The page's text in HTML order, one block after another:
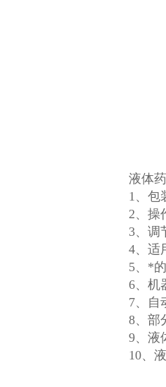
液体
1、包
2、操
3、调
4、适
5、*
6、机
7、自
8、部
9、液
10、